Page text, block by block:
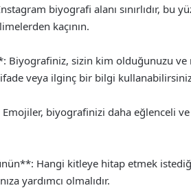
biyografi alanı sınırlıdır, bu
kaçının.
Biyografiniz, sizin kim olduğunuzu ve
veya ilginç bir bilgi
biyografinizi daha eğlenceli ve
Hangi kitleye hitap etmek
yardımcı olmalıdır.